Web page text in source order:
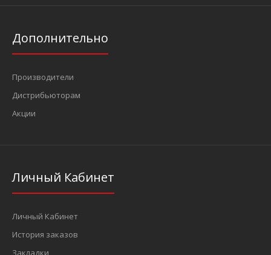
Дополнительно
Производители
Дистрибьюторам
Акции
Личный Кабинет
Личный Кабинет
История заказов
Закладки